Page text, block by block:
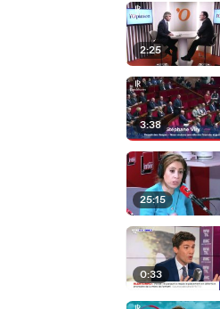
2:25
3:38
25:15
0:33